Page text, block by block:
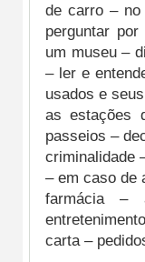
de carro –
perguntar
um museu –
– ler e
usados e
as estações
passeios –
criminalidade
– em caso de
farmácia –
carta –